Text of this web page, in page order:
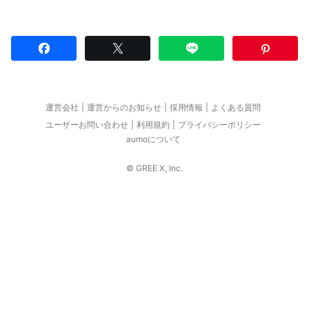
運営会社 運営からのお知らせ 採用情報
よくある質問
ユーザーお問い合わせ
利用規約
プライバシーポリシー
aumoについて
© GREE X, Inc.